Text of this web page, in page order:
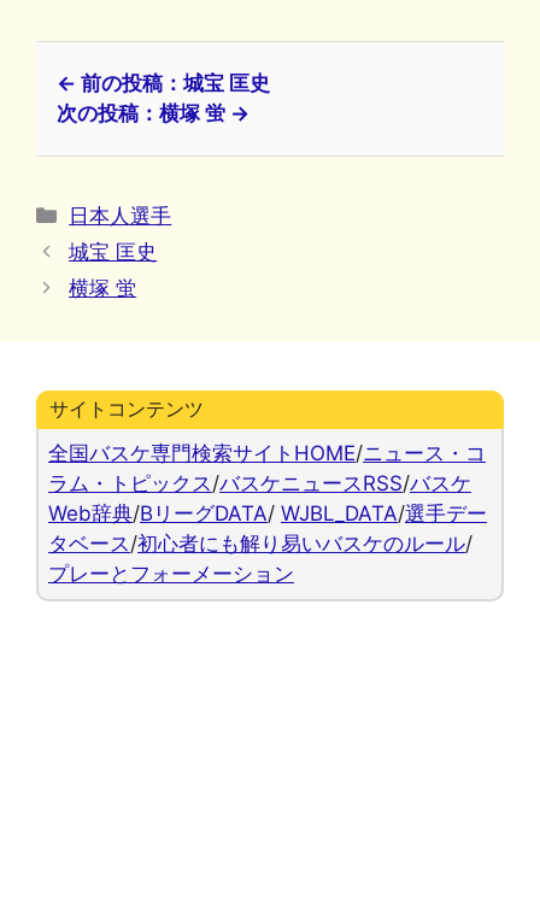
← 前の投稿：城宝 匡史
次の投稿：横塚 蛍 →
カ
テ
リ
日本人選手
城宝 匡史
横塚 蛍
サイトコンテンツ
全国バスケ専門検索サイトHOME/ニュース・コ
ラム・トピックス /バスケニュースRSS/バスケ
Web辞典/BリーグDATA/ WJBL_DATA/選手デー
タベース /初心者にも解り易いバスケのルール/
プレーとフォーメーション